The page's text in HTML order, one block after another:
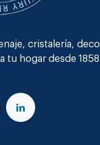
cristalería,
tu hogar desde